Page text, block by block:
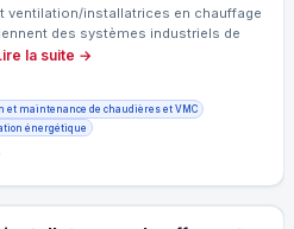
ventilation/installatrices en chauffage
des systèmes industriels de
la suite →
et maintenance de chaudières et VMC
énergétique